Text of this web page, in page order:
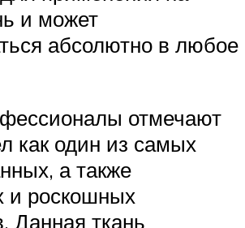
и может
абсолютно в любое
отмечают
как один из самых
а также
и роскошных
Данная ткань